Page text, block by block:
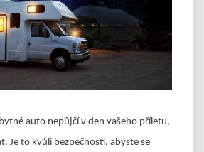
auto nepůjčí v den vašeho příletu,
Je to kvůli bezpečnosti, abyste se